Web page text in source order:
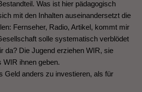
Was ist hier pädagogisch
mit den Inhalten auseinandersetzt die
Fernseher, Radio, Artikel, kommt mir
solle systematisch verblödet
da? Die Jugend erziehen WIR, sie
WIR ihnen geben.
Geld anders zu investieren, als für